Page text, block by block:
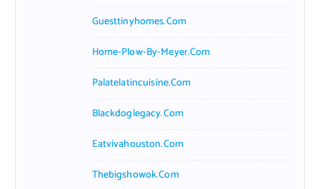
Guesttinyhomes.com
Home-Plow-By-Meyer.com
Palatelatincuisine.com
Blackdoglegacy.com
Eatvivahouston.com
Thebigshowok.com